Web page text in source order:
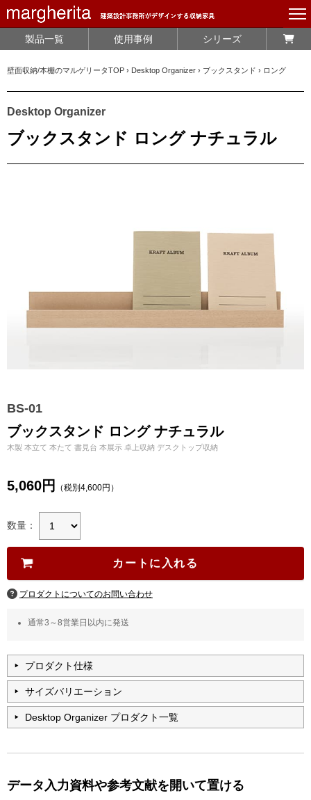
製品一覧 使用事例 シリーズ
壁面収納/本棚のマルゲリータTOP › Desktop Organizer › ブックスタンド › ロング
Desktop Organizer
ブックスタンド ロング ナチュラル
BS-01
ブックスタンド ロング ナチュラル
木製 本立て 本たて 書見台 本展示 卓上収納 デスクトップ収納
5,060円 （税別4,600円）
数量：
プロダクトについてのお問い合わせ
通常3～8営業日以内に発送
プロダクト仕様
サイズバリエーション
Desktop Organizer プロダクト一覧
データ入力資料や参考文献を開いて置ける